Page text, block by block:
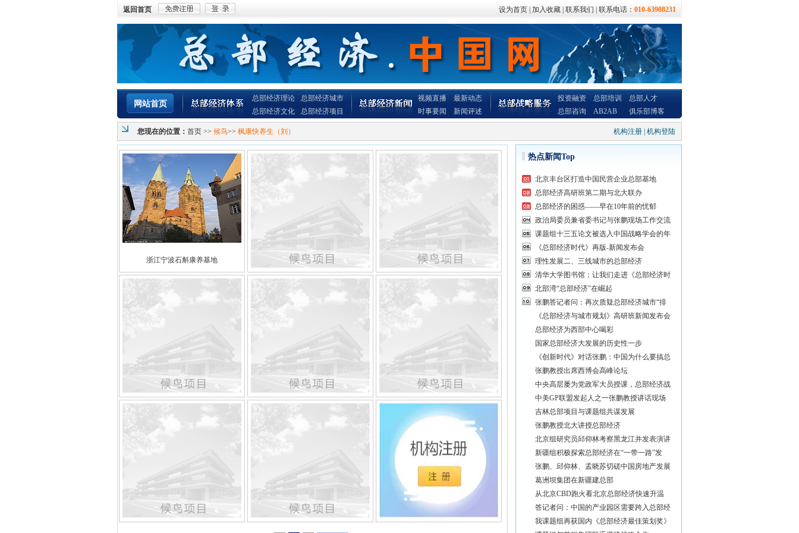
返回首页 设为首页 加入收藏 联系我们 | 联系电话： 010-63908231
网站首页
总部经济理论
总部经济文化
总部经济城市
总部经济项目
视频直播
时事要闻
最新动态
新闻评述
投资融资
总部咨询
总部培训
AB2AB
总部人才
俱乐部博客
您现在的位置： 首页 >> 候鸟>> 枫康快养生（刘） 机构注册 机构登陆
浙江宁波石斛康养基地
热点新闻Top
北京丰台区打造中国民营企业总部基地
总部经济高研班第二期与北大联办
总部经济的困惑——早在10年前的忧郁
政治局委员兼省委书记与张鹏现场工作交流
课题组十三五论文被选入中国战略学会的年
《总部经济时代》再版-新闻发布会
理性发展二、三线城市的总部经济
清华大学图书馆：让我们走进《总部经济时
北部湾“总部经济”在崛起
张鹏答记者问：再次质疑总部经济城市“排
《总部经济与城市规划》高研班新闻发布会
总部经济为西部中心喝彩
国家总部经济大发展的历史性一步
《创新时代》对话张鹏：中国为什么要搞总
张鹏教授出席西博会高峰论坛
中央高层屡为党政军大员授课，总部经济战
中美GP联盟发起人之一张鹏教授讲话现场
吉林总部项目与课题组共谋发展
张鹏教授北大讲授总部经济
北京组研究员邱仰林考察黑龙江并发表演讲
新疆组积极探索总部经济在“一带一路”发
张鹏、邱仰林、孟晓苏切磋中国房地产发展
葛洲坝集团在新疆建总部
从北京CBD跑火看北京总部经济快速升温
答记者问：中国的产业园区需要跨入总部经
我课题组再获国内《总部经济最佳策划奖》